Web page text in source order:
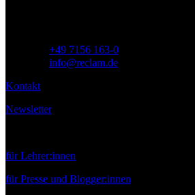
+49 7156 163-0
info@reclam.de
Kontakt
Newsletter
für Lehrer:innen
für Presse und Blogger:innen